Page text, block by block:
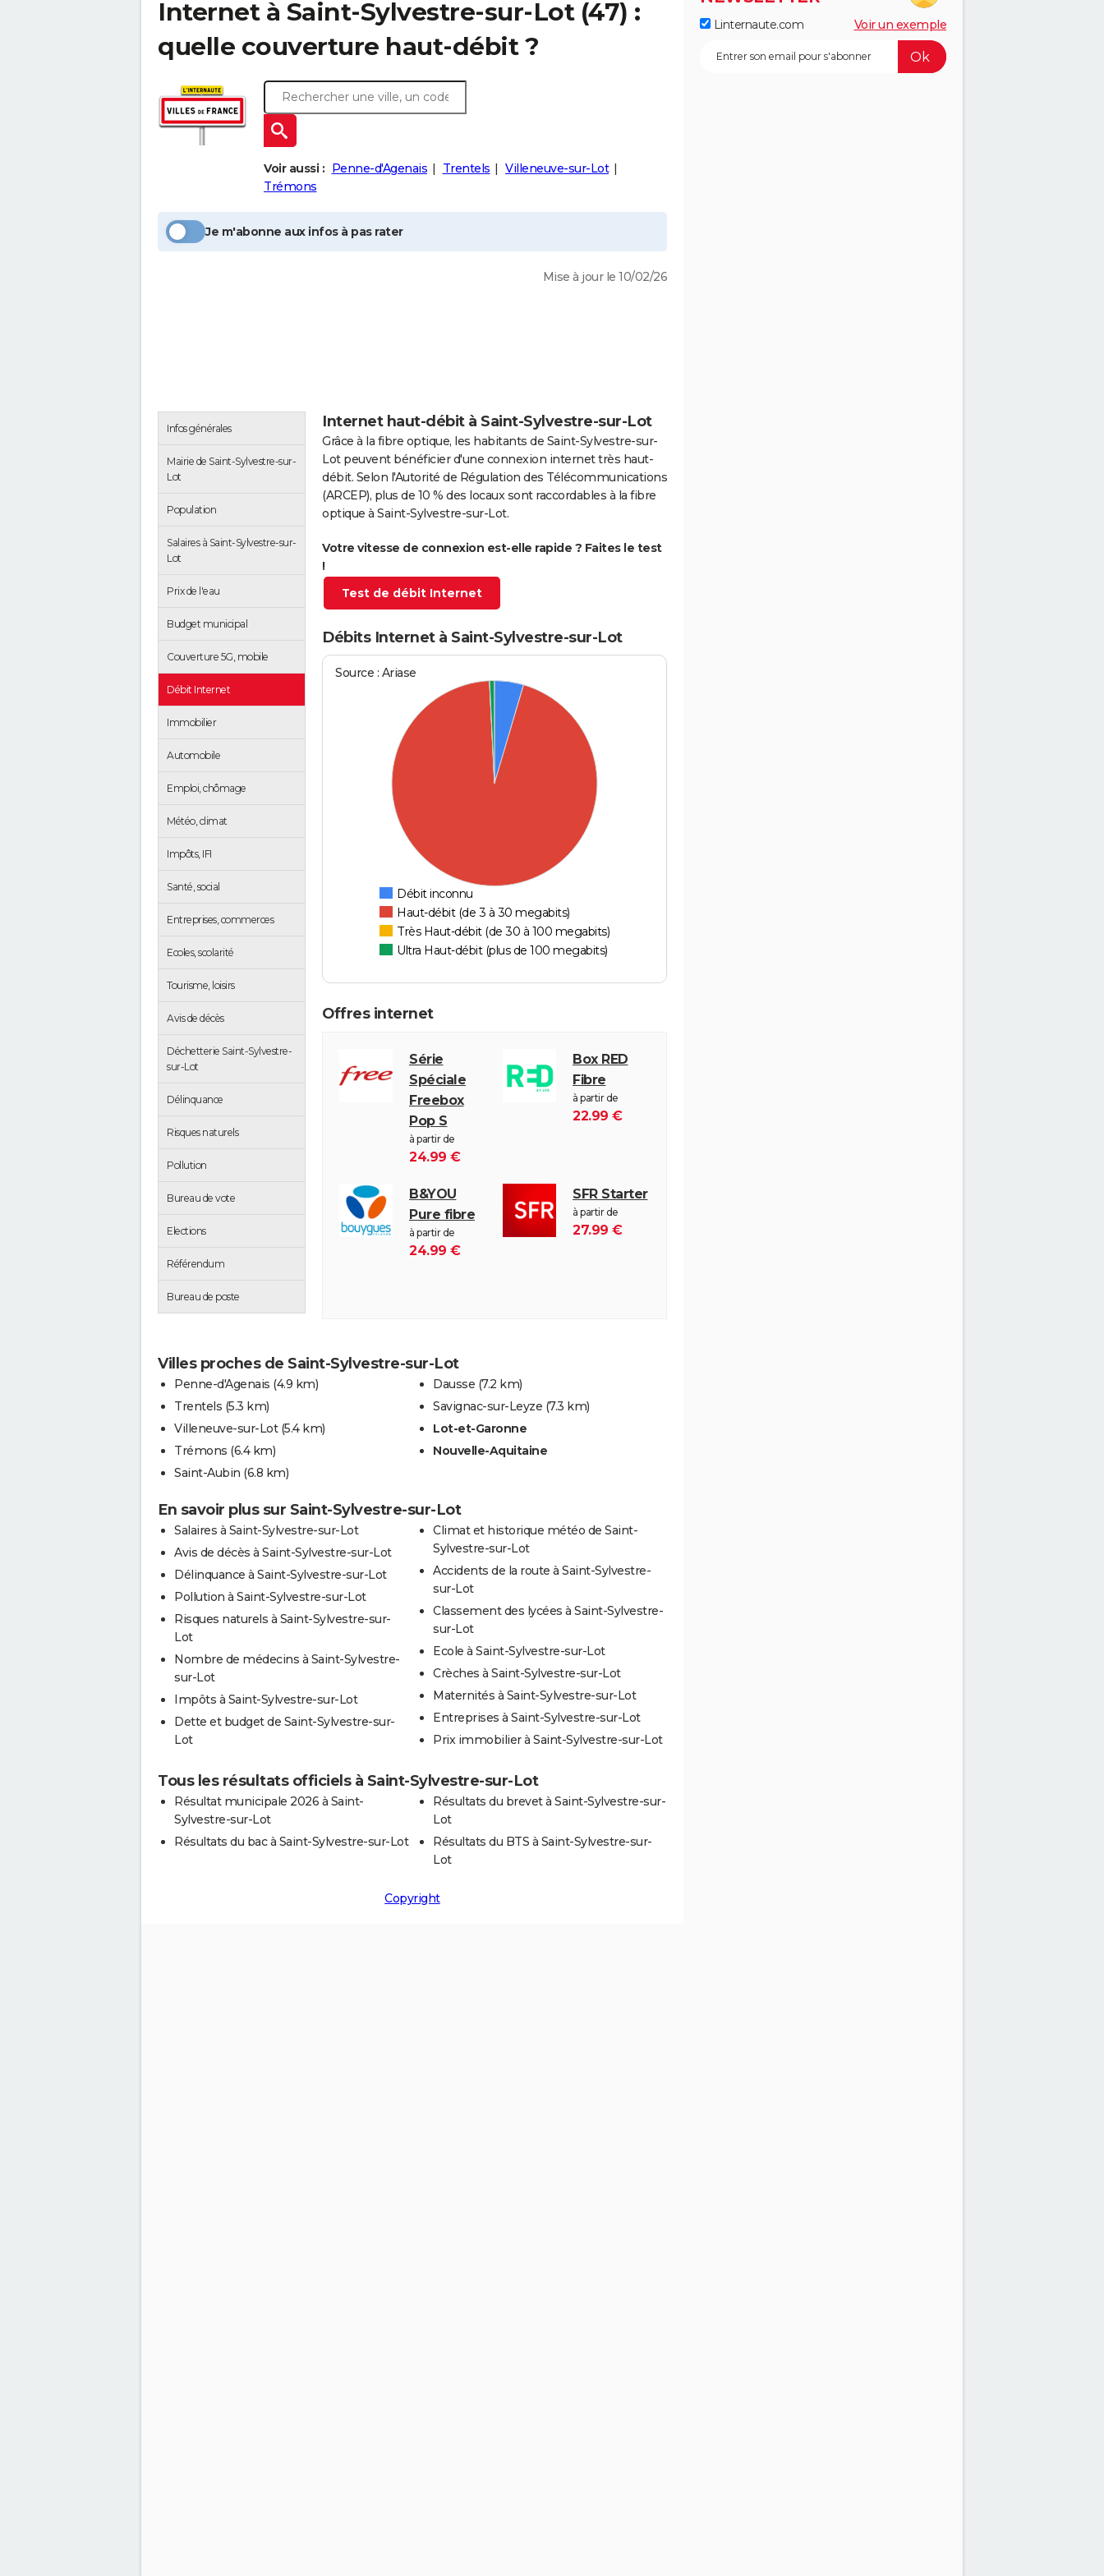
Internet à Saint-Sylvestre-sur-Lot(47) :
quelle couverture haut-débit ?
Voir aussi : Penne-d'Agenais Trentels
Villeneuve-sur-Lot
Trémons
Je m'abonne aux infos à pas rater
Mise à jour le 10/02/26
Infos générales
Mairie de Saint-Sylvestre-sur-
Lot
Population
Salaires à Saint-Sylvestre-sur-
Lot
Prix de l'eau
Budget municipal
Couverture 5G, mobile
Débit Internet
Immobilier
Automobile
Emploi, chômage
Météo, climat
Impôts, IFI
Santé, social
Entreprises, commerces
Ecoles, scolarité
Tourisme, loisirs
Avis de décès
Déchetterie Saint-Sylvestre-
sur-Lot
Délinquance
Risques naturels
Pollution
Bureau de vote
Elections
Référendum
Bureau de poste
Internet haut-débit à Saint-Sylvestre-sur-Lot
Grâce à la fibre optique, les habitants de Saint-Sylvestre-sur-
Lot peuvent bénéficier d'une connexion internet très haut-
débit. Selon l'Autorité de Régulation des Télécommunications
(ARCEP), plus de 10 % des locaux sont raccordables à la fibre
optique à Saint-Sylvestre-sur-Lot.
Votre vitesse de connexion est-elle rapide ? Faites le test
!
Test de débit Internet
Débits Internet à Saint-Sylvestre-sur-Lot
Source : Ariase
Débit inconnu
Haut-débit (de 3 à 30 megabits)
Très Haut-débit (de 30 à 100 megabits)
Ultra Haut-débit (plus de 100 megabits)
Offres internet
Série
Spéciale
Freebox
Pop S
à partir de
24.99 €
Box RED
Fibre
à partir de
22.99 €
B&YOU
Pure fibre
à partir de
24.99 €
SFR Starter
à partir de
27.99 €
Villes proches de Saint-Sylvestre-sur-Lot
Penne-d'Agenais (4.9 km)
Trentels (5.3 km)
Villeneuve-sur-Lot (5.4 km)
Trémons (6.4 km)
Saint-Aubin (6.8 km)
Dausse (7.2 km)
Savignac-sur-Leyze (7.3 km)
Lot-et-Garonne
Nouvelle-Aquitaine
En savoir plus sur Saint-Sylvestre-sur-Lot
Salaires à Saint-Sylvestre-sur-Lot
Avis de décès à Saint-Sylvestre-sur-Lot
Délinquance à Saint-Sylvestre-sur-Lot
Pollution à Saint-Sylvestre-sur-Lot
Risques naturels à Saint-Sylvestre-sur-
Lot
Nombre de médecins à Saint-Sylvestre-
sur-Lot
Impôts à Saint-Sylvestre-sur-Lot
Dette et budget de Saint-Sylvestre-sur-
Lot
Climat et historique météo de Saint-
Sylvestre-sur-Lot
Accidents de la route à Saint-Sylvestre-
sur-Lot
Classement des lycées à Saint-Sylvestre-
sur-Lot
Ecole à Saint-Sylvestre-sur-Lot
Crèches à Saint-Sylvestre-sur-Lot
Maternités à Saint-Sylvestre-sur-Lot
Entreprises à Saint-Sylvestre-sur-Lot
Prix immobilier à Saint-Sylvestre-sur-Lot
Tous les résultats officiels à Saint-Sylvestre-sur-Lot
Résultat municipale 2026 à Saint-
Sylvestre-sur-Lot
Résultats du bac à Saint-Sylvestre-sur-Lot
Résultats du brevet à Saint-Sylvestre-sur-
Lot
Résultats du BTS à Saint-Sylvestre-sur-
Lot
Copyright
Linternaute.com Voir un exemple